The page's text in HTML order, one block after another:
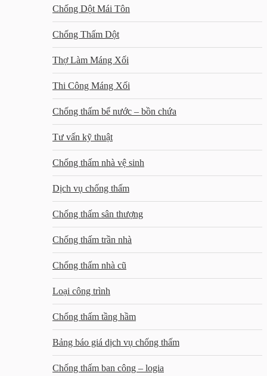
Chống Dột Mái Tôn
Chống Thấm Dột
Thợ Làm Máng Xối
Thi Công Máng Xối
Chống thấm bể nước – bồn chứa
Tư vấn kỹ thuật
Chống thấm nhà vệ sinh
Dịch vụ chống thấm
Chống thấm sân thượng
Chống thấm trần nhà
Chống thấm nhà cũ
Loại công trình
Chống thấm tầng hầm
Bảng báo giá dịch vụ chống thấm
Chống thấm ban công – logia